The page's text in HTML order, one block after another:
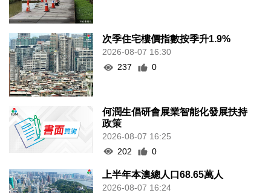
次季住宅樓價指數按季升1.9%
2026-08-07 16:30
237
0
何潤生倡研會展業智能化發展扶持
政策
2026-08-07 16:25
202
0
上半年本澳總人口68.65萬人
2026-08-07 16:24